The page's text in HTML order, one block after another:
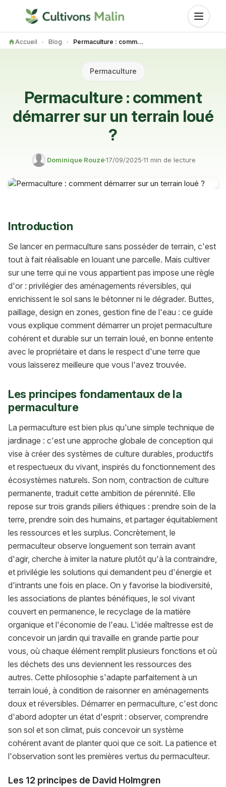
Accueil Blog Permaculture : comment démarrer sur un terrain loué ?
Permaculture
Permaculture : comment
démarrer sur un terrain loué
?
Dominique Rouzé17/09/2025 11 min de lecture
Introduction
Se lancer en permaculture sans posséder de terrain, c'est
tout à fait réalisable en louant une parcelle. Mais cultiver
sur une terre qui ne vous appartient pas impose une règle
d'or : privilégier des aménagements réversibles, qui
enrichissent le sol sans le bétonner ni le dégrader. Buttes,
paillage, design en zones, gestion fine de l'eau : ce guide
vous explique comment démarrer un projet permaculture
cohérent et durable sur un terrain loué, en bonne entente
avec le propriétaire et dans le respect d'une terre que
vous laisserez meilleure que vous l'avez trouvée.
Les principes fondamentaux de la
permaculture
La permaculture est bien plus qu'une simple technique de
jardinage : c'est une approche globale de conception qui
vise à créer des systèmes de culture durables, productifs
et respectueux du vivant, inspirés du fonctionnement des
écosystèmes naturels. Son nom, contraction de culture
permanente, traduit cette ambition de pérennité. Elle
repose sur trois grands piliers éthiques : prendre soin de la
terre, prendre soin des humains, et partager équitablement
les ressources et les surplus. Concrètement, le
permaculteur observe longuement son terrain avant
d'agir, cherche à imiter la nature plutôt qu'à la contraindre,
et privilégie les solutions qui demandent peu d'énergie et
d'intrants une fois en place. On y favorise la biodiversité,
les associations de plantes bénéfiques, le sol vivant
couvert en permanence, le recyclage de la matière
organique et l'économie de l'eau. L'idée maîtresse est de
concevoir un jardin qui travaille en grande partie pour
vous, où chaque élément remplit plusieurs fonctions et où
les déchets des uns deviennent les ressources des
autres. Cette philosophie s'adapte parfaitement à un
terrain loué, à condition de raisonner en aménagements
doux et réversibles. Démarrer en permaculture, c'est donc
d'abord adopter un état d'esprit : observer, comprendre
son sol et son climat, puis concevoir un système
cohérent avant de planter quoi que ce soit. La patience et
l'observation sont les premières vertus du permaculteur.
Les 12 principes de David Holmgren